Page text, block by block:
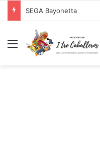
SEGA Bayonetta
Menu